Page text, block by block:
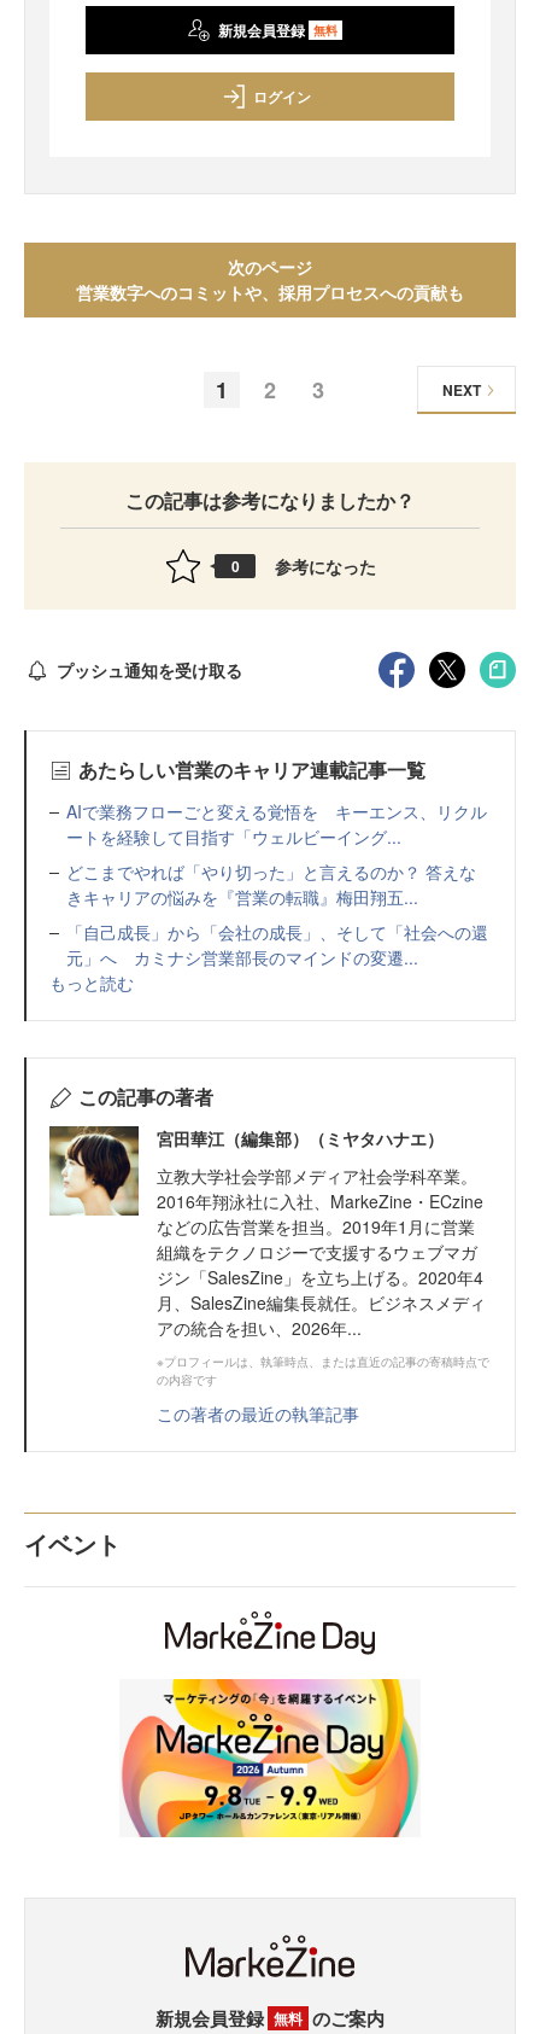
新規会員登録 無料
ログイン
次のページ
営業数字へのコミットや、採用プロセスへの貢献も
1 2 3 NEXT
この記事は参考になりましたか？
0 参考になった
プッシュ通知を受け取る
あたらしい営業のキャリア連載記事一覧
AIで業務フローごと変える覚悟を キーエンス、リクル
ートを経験して目指す「ウェルビーイング...
どこまでやれば「やり切った」と言えるのか？ 答えな
きキャリアの悩みを『営業の転職』梅田翔五...
「自己成長」から「会社の成長」、そして「社会への還
元」へ カミナシ営業部長のマインドの変遷...
もっと読む
この記事の著者
宮田華江（編集部）（ミヤタハナエ）
立教大学社会学部メディア社会学科卒業。
2016年翔泳社に入社、MarkeZine・ECzine
などの広告営業を担当。2019年1月に営業
組織をテクノロジーで支援するウェブマガ
ジン「SalesZine」を立ち上げる。2020年4
月、SalesZine編集長就任。ビジネスメディ
アの統合を担い、2026年...
※プロフィールは、執筆時点、または直近の記事の寄稿時点で
の内容です
この著者の最近の執筆記事
イベント
新規会員登録 無料 のご案内